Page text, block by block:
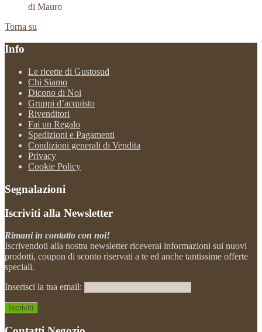
di Mauro
Torna su
Info
Le ricette di Gustosud
Chi Siamo
Dicono di Noi
Gruppi d’acquisto
Rivenditori
Fai un Regalo
Spedizioni e Pagamenti
Condizioni generali di Vendita
Privacy
Cookie Policy
Segnalazioni
Iscriviti alla Newsletter
Rimani in contatto con noi!
Iscrivendoti alla nostra newsletter riceverai informazioni sui nuovi
prodotti, coupon di sconto riservati a te ed anche tantissime offerte
speciali.
Inserisci la tua email: